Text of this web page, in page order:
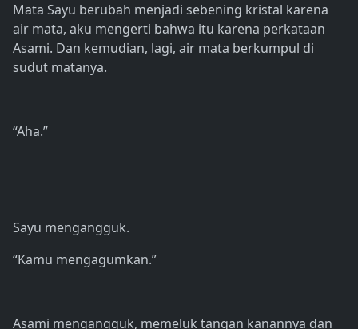
Mata Sayu berubah menjadi sebening kristal karena
air mata, aku mengerti bahwa itu karena perkataan
Asami. Dan kemudian, lagi, air mata berkumpul di
sudut matanya.
“Aha.”
Sayu mengangguk.
“Kamu mengagumkan.”
Asami mengangguk, memeluk tangan kanannya dan